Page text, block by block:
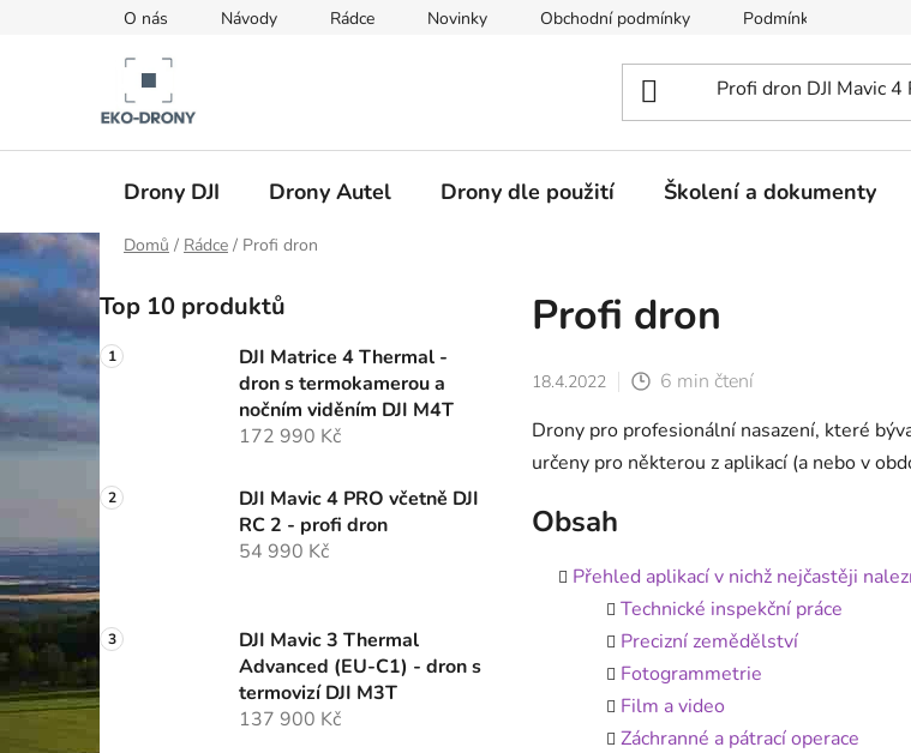
O nás Návody Rádce Novinky Obchodní podmínky Podmínky ochrany
Drony DJI Drony Autel Drony dle použití Školení a dokumenty
Domů / Rádce / Profi dron
P
o
s
t
r
a
n
í
p
a
n
e
l
Top 10 produktů
DJI Matrice 4 Thermal -
dron s termokamerou a
nočním viděním DJI M4T
172 990 Kč
DJI Mavic 4 PRO včetně DJI
RC 2 - profi dron
54 990 Kč
DJI Mavic 3 Thermal
Advanced (EU-C1) - dron s
termovizí DJI M3T
137 900 Kč
Profi dron
18.4.2022
6 min čtení
Drony pro profesionální nasazení, které
určeny pro některou z aplikací (a nebo v
Obsah
Přehled aplikací v nichž nejčastěji
Technické inspekční práce
Precizní zemědělství
Fotogrammetrie
Film a video
Záchranné a pátrací operace